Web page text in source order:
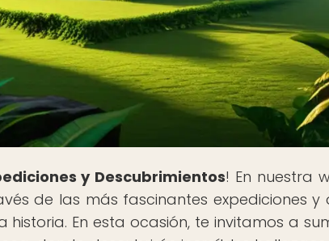
y Descubrimientos! En nuestra
de las más fascinantes expediciones y
En esta ocasión, te invitamos a